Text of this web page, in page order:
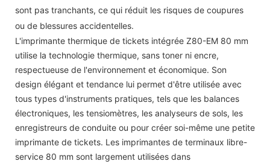
sont pas tranchants, ce qui réduit les risques de coupures
ou de blessures accidentelles.
L'imprimante thermique de tickets intégrée Z80-EM 80 mm
utilise la technologie thermique, sans toner ni encre,
respectueuse de l'environnement et économique. Son
design élégant et tendance lui permet d'être utilisée avec
tous types d'instruments pratiques, tels que les balances
électroniques, les tensiomètres, les analyseurs de sols, les
enregistreurs de conduite ou pour créer soi-même une petite
imprimante de tickets. Les imprimantes de terminaux libre-
service 80 mm sont largement utilisées dans